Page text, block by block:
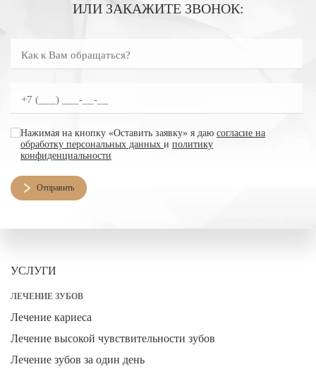
ИЛИ ЗАКАЖИТЕ ЗВОНОК:
согласие на обработку персональных данных
Нажимая на кнопку «Оставить заявку» я даю согласие на
обработку персональных данных и политику
конфиденциальности
Отправить
УСЛУГИ
ЛЕЧЕНИЕ ЗУБОВ
Лечение кариеса
Лечение высокой чувствительности зубов
Лечение зубов за один день